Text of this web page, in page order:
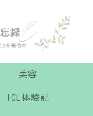
美容
ICL体験記